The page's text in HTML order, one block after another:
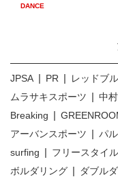
DANCE
JPSA PR レッドブル
ムラサキスポーツ
中
Breaking
アーバンスポーツ
パ
surfing
フリースタイ
ボルダリング
ダブル